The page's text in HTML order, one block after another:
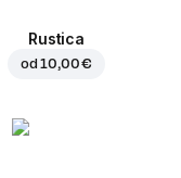
Rustica
od10,00 €